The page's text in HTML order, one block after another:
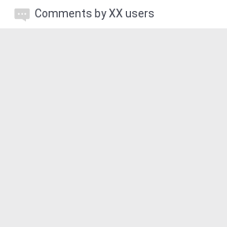
Comments by XX users